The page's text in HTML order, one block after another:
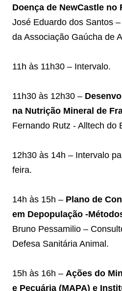
Doença de NewCastle no
José Eduardo dos Santos
da Associação Gaúcha de
11h às 11h30 – Intervalo.
11h30 às 12h30 –
na Nutrição Mineral de
Fernando Rutz - Alltech do
12h30 às 14h – Intervalo
feira.
14h às 15h – Plano de
em Depopulação -
Bruno Pessamilio –
Defesa Sanitária Animal.
15h às 16h – Ações do
e Pecuária (MAPA) e